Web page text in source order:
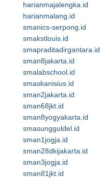
harianmajalengka.id
harianmalang.id
smanics-serpong.id
smakstlouis.id
smapraditadirgantara.id
sman8jakarta.id
smalabschool.id
smaskanisius.id
sman2jakarta.id
sman68jkt.id
sman8yogyakarta.id
smasungguldel.id
sman1jogja.id
sman28dkijakarta.id
sman3jogja.id
sman81jkt.id